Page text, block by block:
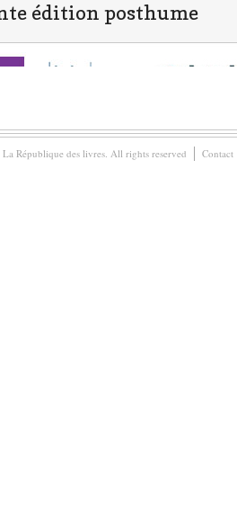
édition posthume
République des livres. All rights reserved Contact